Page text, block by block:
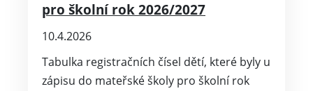
pro školní rok 2026/2027
10.4.2026
Tabulka registračních čísel dětí, které byly u
zápisu do mateřské školy pro školní rok